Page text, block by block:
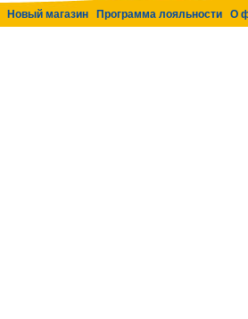
Новый магазин Программа лояльности О